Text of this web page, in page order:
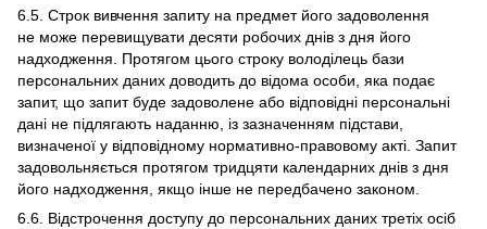
6.5. Строк вивчення запиту на предмет його задоволення
не може перевищувати десяти робочих днів з дня його
надходження. Протягом цього строку володілець бази
персональних даних доводить до відома особи, яка подає
запит, що запит буде задоволене або відповідні персональні
дані не підлягають наданню, із зазначенням підстави,
визначеної у відповідному нормативно-правовому акті. Запит
задовольняється протягом тридцяти календарних днів з дня
його надходження, якщо інше не передбачено законом.
6.6. Відстрочення доступу до персональних даних третіх осіб